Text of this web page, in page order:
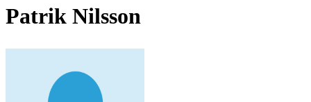
Patrik Nilsson